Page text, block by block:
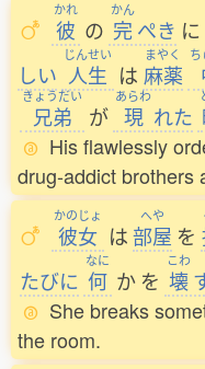
かれ
彼 の
かん
完 ぺき に
しい
じんせい
人生 は
まやく
麻薬
ち
きょうだい
兄弟 が
あらわ
現 れた
His flawlessly
drug-addict brothers
かのじょ
彼女 は
へや
部屋 を
たびに
なに
何 か を
こわ
壊
She breaks
the room.